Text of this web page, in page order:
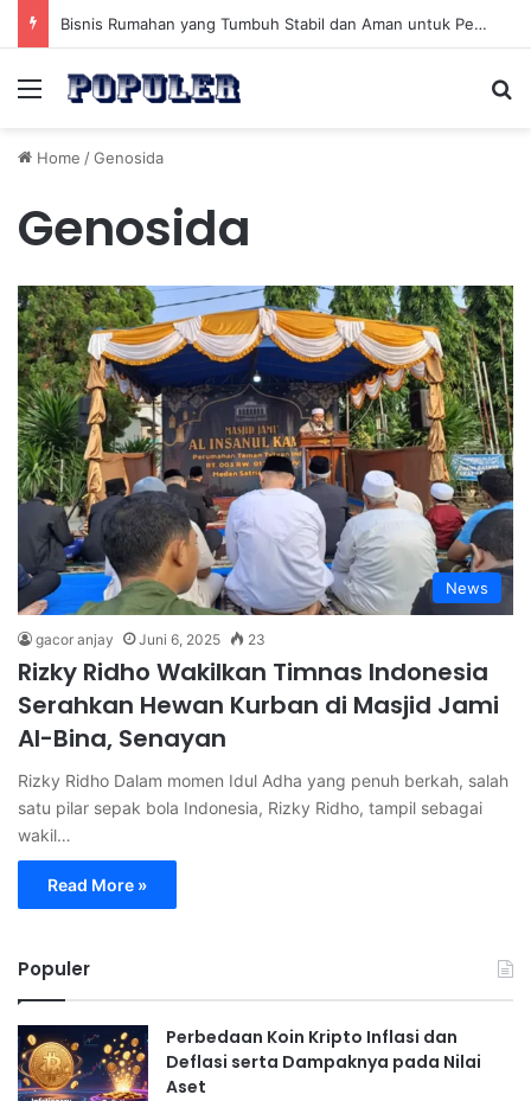
Bisnis Rumahan yang Tumbuh Stabil dan Aman untuk Pendapatan Jangka Panjang
Menu
Home /Genosida
Genosida
News
gacor anjay Juni 6, 2025 23
Rizky Ridho Wakilkan Timnas Indonesia
Serahkan Hewan Kurban di Masjid Jami
Al-Bina, Senayan
Rizky Ridho Dalam momen Idul Adha yang penuh berkah, salah
satu pilar sepak bola Indonesia, Rizky Ridho, tampil sebagai
wakil…
Read More »
Populer
Perbedaan Koin Kripto Inflasi dan
Deflasi serta Dampaknya pada Nilai
Aset